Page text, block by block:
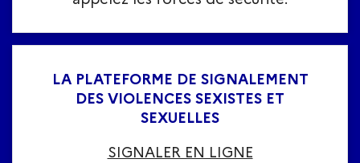
LA PLATEFORME DE SIGNALEMENT
DES VIOLENCES SEXISTES ET
SEXUELLES
SIGNALER EN LIGNE